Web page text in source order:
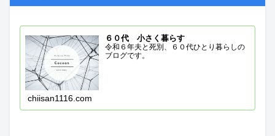
６０代 小さく暮らす
令和６年夫と死別、６０代ひとり暮らしの
ブログです。
chiisan1116.com